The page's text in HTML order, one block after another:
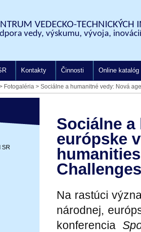
VEDECKO-TECHNICKÝCH
vedy, výskumu, vývoja,
Kontakty Činnosti Online katalóg
Fotogaléria > Sociálne a humanitné vedy: Nová
SR
Sociálne a
európske
Na rastúci
národnej,
konferencia